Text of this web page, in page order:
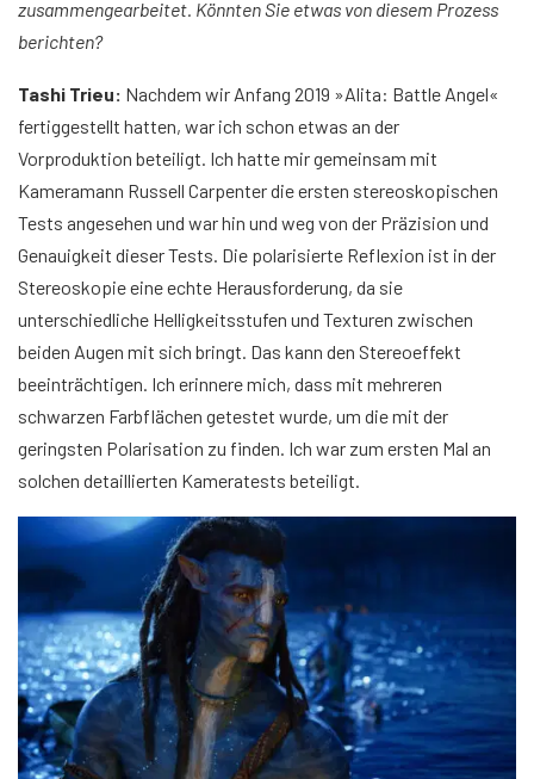
zusammengearbeitet. Könnten Sie etwas von diesem Prozess
berichten?
Tashi Trieu: Nachdem wir Anfang 2019 »Alita: Battle Angel«
fertiggestellt hatten, war ich schon etwas an der
Vorproduktion beteiligt. Ich hatte mir gemeinsam mit
Kameramann Russell Carpenter die ersten stereoskopischen
Tests angesehen und war hin und weg von der Präzision und
Genauigkeit dieser Tests. Die polarisierte Reflexion ist in der
Stereoskopie eine echte Herausforderung, da sie
unterschiedliche Helligkeitsstufen und Texturen zwischen
beiden Augen mit sich bringt. Das kann den Stereoeffekt
beeinträchtigen. Ich erinnere mich, dass mit mehreren
schwarzen Farbflächen getestet wurde, um die mit der
geringsten Polarisation zu finden. Ich war zum ersten Mal an
solchen detaillierten Kameratests beteiligt.